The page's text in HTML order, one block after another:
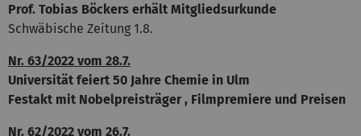
Prof. Tobias Böckers erhält Mitgliedsurkunde
Schwäbische Zeitung 1.8.
Nr. 63/2022 vom 28.7.
Universität feiert 50 Jahre Chemie in Ulm
Festakt mit Nobelpreisträger , Filmpremiere und Preisen
Nr. 62/2022 vom 26.7.